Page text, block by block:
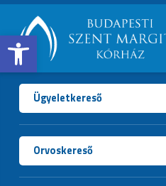
Open toolbar
BUDAPESTI
SZENT
MARGIT
KÓRHÁZ
Ügyeletkereső
Orvoskereső